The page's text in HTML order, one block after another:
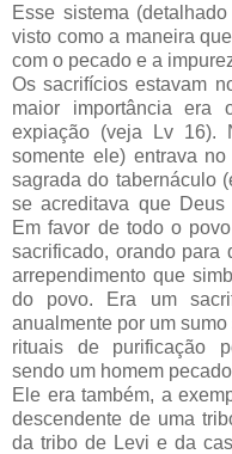
Esse sistema
visto como a maneira
com o pecado e a
Os sacrifícios estavam
maior importância era
expiação (veja Lv 16).
somente ele) entrava
sagrada do tabernáculo
se acreditava que
Em favor de todo o
sacrificado, orando para
arrependimento que
do povo. Era um
anualmente por um
rituais de purificação
sendo um homem
Ele era também, a
descendente de uma
da tribo de Levi e da